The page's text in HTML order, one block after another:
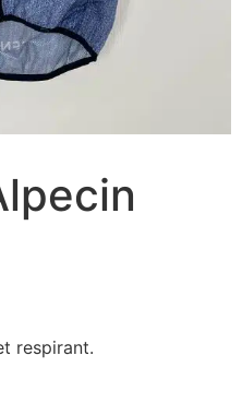
respirant.